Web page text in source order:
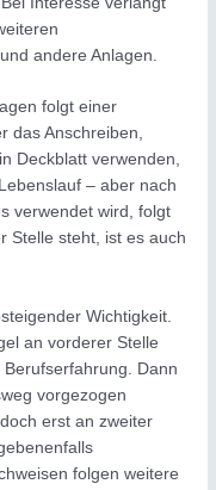
andere Anlagen.
folgt einer
das Anschreiben,
Deckblatt verwenden,
– aber nach
verwendet wird, folgt
Stelle steht, ist es auch
Wichtigkeit.
an vorderer Stelle
Dann
vorgezogen
erst an zweiter
folgen weitere